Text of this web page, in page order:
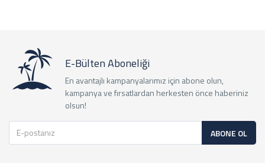
E-Bülten Aboneliği
En avantajlı kampanyalarımız için abone olun,
kampanya ve fırsatlardan herkesten önce haberiniz
olsun!
ABONE OL